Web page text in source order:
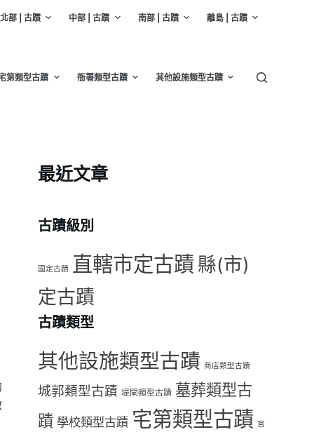
北部 | 古蹟 中部 | 古蹟 南部 | 古蹟 離島 | 古蹟
第類型古蹟 衙署類型古蹟 其他設施類型古蹟
最近文章
古蹟級別
國定古蹟 直轄市定古蹟縣(市)
定古蹟
古蹟類型
其他設施類型古蹟 商店類型古蹟
城郭類型古蹟 堤閘類型古蹟 墓葬類型古
蹟 學校類型古蹟 宅第類型古蹟 官